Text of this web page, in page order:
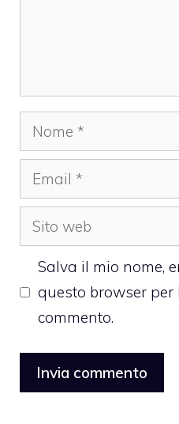
Nome
Email
Sito
web
Salva il mio nome,
questo browser
commento.